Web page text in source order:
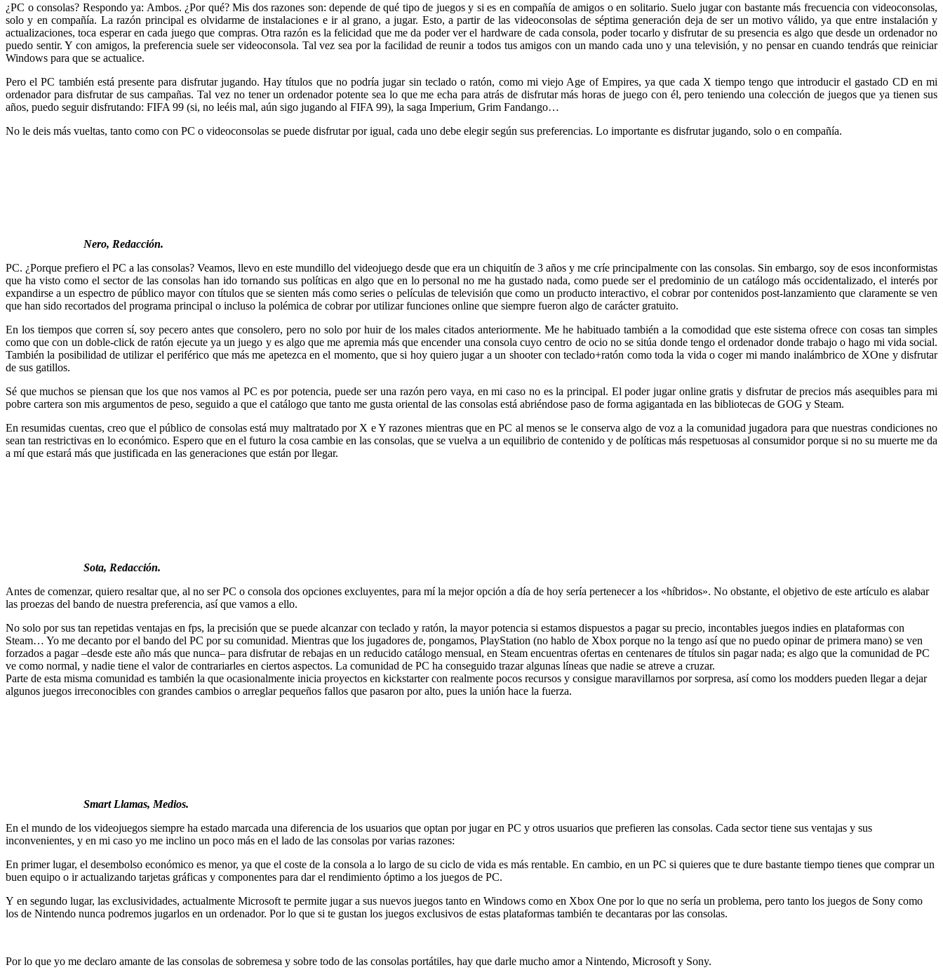
¿PC o consolas? Respondo ya: Ambos. ¿Por qué? Mis dos razones son: depende de qué tipo de juegos y si es en compañía de amigos o en solitario. Suelo jugar con bastante más frecuencia con videoconsolas,
solo y en compañía. La razón principal es olvidarme de instalaciones e ir al grano, a jugar. Esto, a partir de las videoconsolas de séptima generación deja de ser un motivo válido, ya que entre instalación y
actualizaciones, toca esperar en cada juego que compras. Otra razón es la felicidad que me da poder ver el hardware de cada consola, poder tocarlo y disfrutar de su presencia es algo que desde un ordenador no
puedo sentir. Y con amigos, la preferencia suele ser videoconsola. Tal vez sea por la facilidad de reunir a todos tus amigos con un mando cada uno y una televisión, y no pensar en cuando tendrás que reiniciar
Windows para que se actualice.
Pero el PC también está presente para disfrutar jugando. Hay títulos que no podría jugar sin teclado o ratón, como mi viejo Age of Empires, ya que cada X tiempo tengo que introducir el gastado CD en mi
ordenador para disfrutar de sus campañas. Tal vez no tener un ordenador potente sea lo que me echa para atrás de disfrutar más horas de juego con él, pero teniendo una colección de juegos que ya tienen sus
años, puedo seguir disfrutando: FIFA 99 (si, no leéis mal, aún sigo jugando al FIFA 99), la saga Imperium, Grim Fandango…
No le deis más vueltas, tanto como con PC o videoconsolas se puede disfrutar por igual, cada uno debe elegir según sus preferencias. Lo importante es disfrutar jugando, solo o en compañía.
Nero, Redacción.
PC. ¿Porque prefiero el PC a las consolas? Veamos, llevo en este mundillo del videojuego desde que era un chiquitín de 3 años y me críe principalmente con las consolas. Sin embargo, soy de esos inconformistas
que ha visto como el sector de las consolas han ido tornando sus políticas en algo que en lo personal no me ha gustado nada, como puede ser el predominio de un catálogo más occidentalizado, el interés por
expandirse a un espectro de público mayor con títulos que se sienten más como series o películas de televisión que como un producto interactivo, el cobrar por contenidos post-lanzamiento que claramente se ven
que han sido recortados del programa principal o incluso la polémica de cobrar por utilizar funciones online que siempre fueron algo de carácter gratuito.
En los tiempos que corren sí, soy pecero antes que consolero, pero no solo por huir de los males citados anteriormente. Me he habituado también a la comodidad que este sistema ofrece con cosas tan simples
como que con un doble-click de ratón ejecute ya un juego y es algo que me apremia más que encender una consola cuyo centro de ocio no se sitúa donde tengo el ordenador donde trabajo o hago mi vida social.
También la posibilidad de utilizar el periférico que más me apetezca en el momento, que si hoy quiero jugar a un shooter con teclado+ratón como toda la vida o coger mi mando inalámbrico de XOne y disfrutar
de sus gatillos.
Sé que muchos se piensan que los que nos vamos al PC es por potencia, puede ser una razón pero vaya, en mi caso no es la principal. El poder jugar online gratis y disfrutar de precios más asequibles para mi
pobre cartera son mis argumentos de peso, seguido a que el catálogo que tanto me gusta oriental de las consolas está abriéndose paso de forma agigantada en las bibliotecas de GOG y Steam.
En resumidas cuentas, creo que el público de consolas está muy maltratado por X e Y razones mientras que en PC al menos se le conserva algo de voz a la comunidad jugadora para que nuestras condiciones no
sean tan restrictivas en lo económico. Espero que en el futuro la cosa cambie en las consolas, que se vuelva a un equilibrio de contenido y de políticas más respetuosas al consumidor porque si no su muerte me da
a mí que estará más que justificada en las generaciones que están por llegar.
Sota, Redacción.
Antes de comenzar, quiero resaltar que, al no ser PC o consola dos opciones excluyentes, para mí la mejor opción a día de hoy sería pertenecer a los «híbridos». No obstante, el objetivo de este artículo es alabar
las proezas del bando de nuestra preferencia, así que vamos a ello.
No solo por sus tan repetidas ventajas en fps, la precisión que se puede alcanzar con teclado y ratón, la mayor potencia si estamos dispuestos a pagar su precio, incontables juegos indies en plataformas con
Steam… Yo me decanto por el bando del PC por su comunidad. Mientras que los jugadores de, pongamos, PlayStation (no hablo de Xbox porque no la tengo así que no puedo opinar de primera mano) se ven
forzados a pagar –desde este año más que nunca– para disfrutar de rebajas en un reducido catálogo mensual, en Steam encuentras ofertas en centenares de títulos sin pagar nada; es algo que la comunidad de PC
ve como normal, y nadie tiene el valor de contrariarles en ciertos aspectos. La comunidad de PC ha conseguido trazar algunas líneas que nadie se atreve a cruzar.
Parte de esta misma comunidad es también la que ocasionalmente inicia proyectos en kickstarter con realmente pocos recursos y consigue maravillarnos por sorpresa, así como los modders pueden llegar a dejar
algunos juegos irreconocibles con grandes cambios o arreglar pequeños fallos que pasaron por alto, pues la unión hace la fuerza.
Smart Llamas, Medios.
En el mundo de los videojuegos siempre ha estado marcada una diferencia de los usuarios que optan por jugar en PC y otros usuarios que prefieren las consolas. Cada sector tiene sus ventajas y sus
inconvenientes, y en mi caso yo me inclino un poco más en el lado de las consolas por varias razones:
En primerlugar, el desembolso económico es menor, ya que el coste de la consola a lo largo de su ciclo de vida es más rentable. En cambio, en un PC si quieres que te dure bastante tiempo tienes que comprar un
buen equipo o ir actualizando tarjetas gráficas y componentes para dar el rendimiento óptimo a los juegos de PC.
Y en segundo lugar, las exclusividades, actualmente Microsoft te permite jugar a sus nuevos juegos tanto en Windows como en Xbox One por lo que no sería un problema, pero tanto los juegos de Sony como
los de Nintendo nunca podremos jugarlos en un ordenador. Por lo que si te gustan los juegos exclusivos de estas plataformas también te decantaras por las consolas.
Por lo que yo me declaro amante de las consolas de sobremesa y sobre todo de las consolas portátiles, hay que darle mucho amor a Nintendo, Microsoft y Sony.